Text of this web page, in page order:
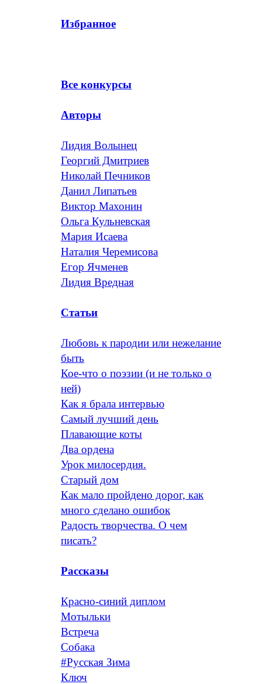
Избранное
Все конкурсы
Авторы
Лидия Волынец
Георгий Дмитриев
Николай Печников
Данил Липатьев
Виктор Махонин
Ольга Кульневская
Мария Исаева
Наталия Черемисова
Егор Ячменев
Лидия Вредная
Статьи
Любовь к пародии или нежелание
быть
Кое-что о поэзии (и не только о
ней)
Как я брала интервью
Самый лучший день
Плавающие коты
Два ордена
Урок милосердия.
Старый дом
Как мало пройдено дорог, как
много сделано ошибок
Радость творчества. О чем
писать?
Рассказы
Красно-синий диплом
Мотыльки
Встреча
Собака
#Русская Зима
Ключ